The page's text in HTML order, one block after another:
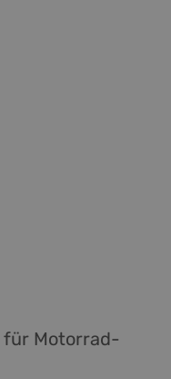
für Motorrad-